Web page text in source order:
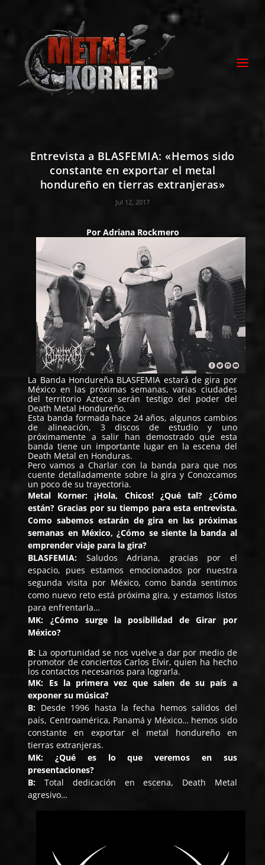
Entrevista a BLASFEMIA: «Hemos sido
constante en exportar el metal
hondureño en tierras extranjeras»
Jul 12, 2017
Por Adriana Rockmero
La Banda Hondureña BLASFEMIA estará de gira por
México en las próximas semanas, varias ciudades
del territorio Azteca serán testigo del poder del
Death Metal Hondureño.
Esta banda formada hace 24 años, algunos cambios
de alineación, 3 discos de estudio y uno
próximamente a salir han demostrado que esta
banda tiene un importante lugar en la escena del
Death Metal en Honduras.
Pero vamos a Charlar con la banda para que nos
cuente detalladamente sobre la gira y Conozcamos
un poco de su trayectoria.
Metal Korner: ¡Hola, Chicos! ¿Qué tal? ¿Cómo
están? Gracias por su tiempo para esta entrevista.
Como sabemos estarán de gira en las próximas
semanas en México, ¿Cómo se siente la banda al
emprender viaje para la gira?
BLASFEMIA: Saludos Adriana, gracias por el
espacio, pues estamos emocionados por nuestra
segunda visita por México, como banda sentimos
como nuevo reto está próxima gira, y estamos listos
para enfrentarla…
MK: ¿Cómo surge la posibilidad de Girar por
México?
B: La oportunidad se nos vuelve a dar por medio de
promotor de conciertos Carlos Elvir, quien ha hecho
los contactos necesarios para lograrla.
MK: Es la primera vez que salen de su país a
exponer su música?
B: Desde 1996 hasta la fecha hemos salidos del
país, Centroamérica, Panamá y México… hemos sido
constante en exportar el metal hondureño en
tierras extranjeras.
MK: ¿Qué es lo que veremos en sus
presentaciones?
B:Total dedicación en escena, Death Metal
agresivo…